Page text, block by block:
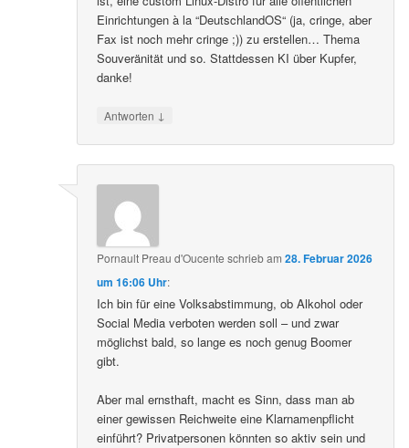
Einrichtungen à la “DeutschlandOS“ (ja, cringe, aber
Fax ist noch mehr cringe ;)) zu erstellen… Thema
Souveränität und so. Stattdessen KI über Kupfer,
danke!
Antworten ↓
Pornault Preau d'Oucente schriebam28. Februar 2026
um 16:06 Uhr:
Ich bin für eine Volksabstimmung, ob Alkohol oder
Social Media verboten werden soll – und zwar
möglichst bald, so lange es noch genug Boomer
gibt.
Aber mal ernsthaft, macht es Sinn, dass man ab
einer gewissen Reichweite eine Klarnamenpflicht
einführt? Privatpersonen könnten so aktiv sein und